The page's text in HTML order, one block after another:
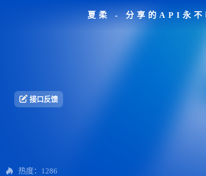
夏柔 - 分享的API永不
接口反馈
热度：1286